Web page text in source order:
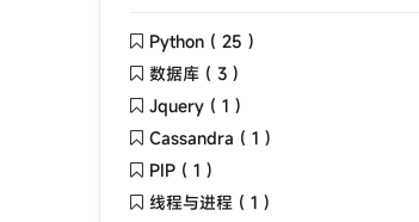
Python ( 25 )
数据库 ( 3 )
Jquery ( 1 )
Cassandra ( 1 )
PIP ( 1 )
线程与进程 ( 1 )